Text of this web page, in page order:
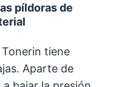
píldoras de
tiene
Aparte de